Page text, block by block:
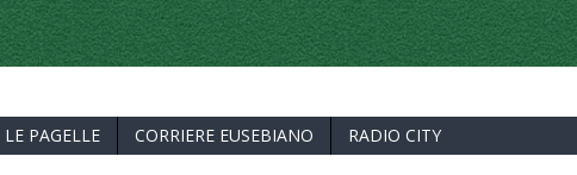
LE PAGELLE CORRIERE EUSEBIANO RADIO CITY